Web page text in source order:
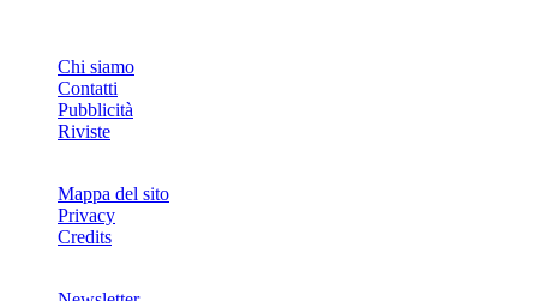
Chi siamo
Contatti
Pubblicità
Riviste
Mappa del sito
Privacy
Credits